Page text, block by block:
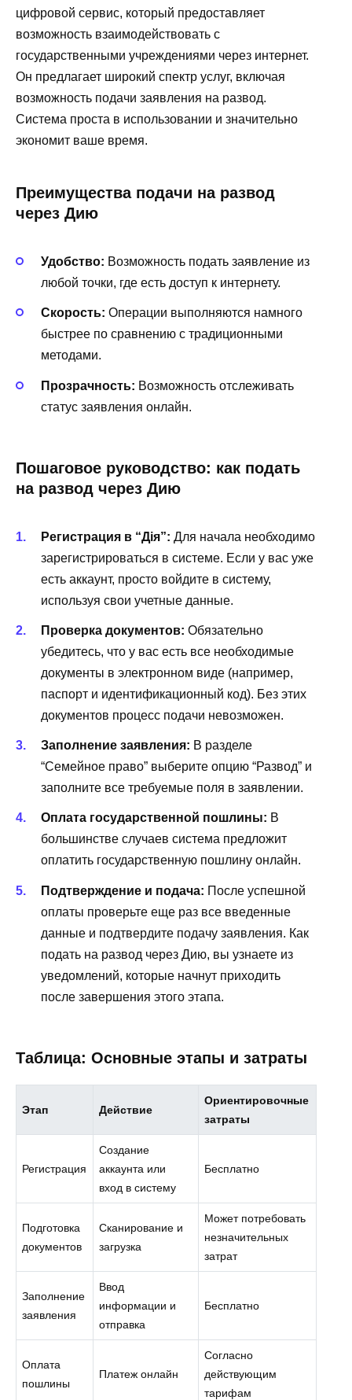
цифровой сервис, который предоставляет
возможность взаимодействовать с
государственными учреждениями через интернет.
Он предлагает широкий спектр услуг, включая
возможность подачи заявления на развод.
Система проста в использовании и значительно
экономит ваше время.
Преимущества подачи на развод
через Дию
Удобство: Возможность подать заявление из
любой точки, где есть доступ к интернету.
Скорость: Операции выполняются намного
быстрее по сравнению с традиционными
методами.
Прозрачность: Возможность отслеживать
статус заявления онлайн.
Пошаговое руководство: как подать
на развод через Дию
Регистрация в “Дія”: Для начала необходимо
зарегистрироваться в системе. Если у вас уже
есть аккаунт, просто войдите в систему,
используя свои учетные данные.
Проверка документов: Обязательно
убедитесь, что у вас есть все необходимые
документы в электронном виде (например,
паспорт и идентификационный код). Без этих
документов процесс подачи невозможен.
Заполнение заявления: В разделе
“Семейное право” выберите опцию “Развод” и
заполните все требуемые поля в заявлении.
Оплата государственной пошлины: В
большинстве случаев система предложит
оплатить государственную пошлину онлайн.
Подтверждение и подача: После успешной
оплаты проверьте еще раз все введенные
данные и подтвердите подачу заявления. Как
подать на развод через Дию, вы узнаете из
уведомлений, которые начнут приходить
после завершения этого этапа.
Таблица: Основные этапы и затраты
Этап Действие
Ориентировочные
затраты
Регистрация
Создание
аккаунта или
вход в систему
Бесплатно
Подготовка
документов
Сканирование и
загрузка
Может потребовать
незначительных
затрат
Заполнение
заявления
Ввод
информации и
отправка
Бесплатно
Оплата
пошлины
Платеж онлайн
Согласно
действующим
тарифам